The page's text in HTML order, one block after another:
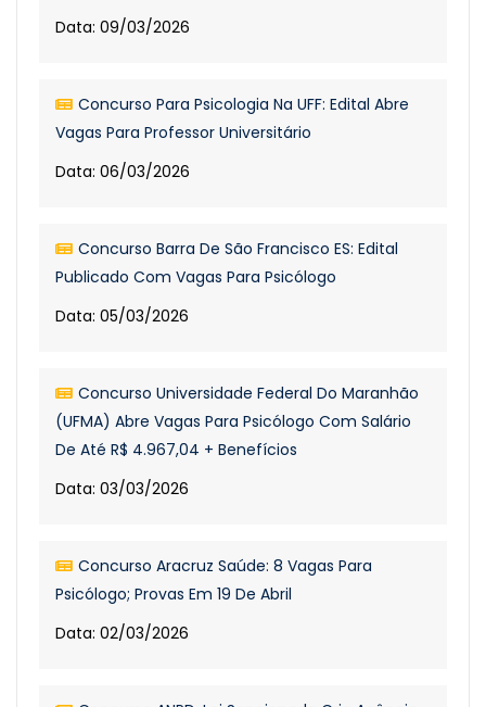
Data: 09/03/2026
Concurso Para Psicologia Na UFF: Edital Abre
Vagas Para Professor Universitário
Data: 06/03/2026
Concurso Barra De São Francisco ES: Edital
Publicado Com Vagas Para Psicólogo
Data: 05/03/2026
Concurso Universidade Federal Do Maranhão
(UFMA) Abre Vagas Para Psicólogo Com Salário
De Até R$ 4.967,04 + Benefícios
Data: 03/03/2026
Concurso Aracruz Saúde: 8 Vagas Para
Psicólogo; Provas Em 19 De Abril
Data: 02/03/2026